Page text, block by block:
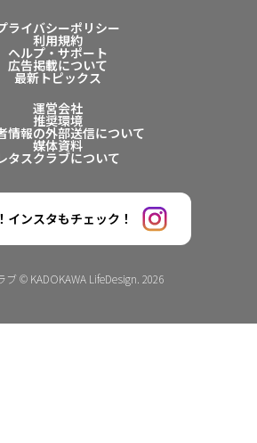
ライバシーポリシー
利用規約
ヘルプ・サポート
広告掲載について
最新トピックス
運営会社
推奨環境
情報の外部送信について
媒体資料
タスクラブについて
インスタもチェック！
ブ © KADOKAWA LifeDesign. 2026